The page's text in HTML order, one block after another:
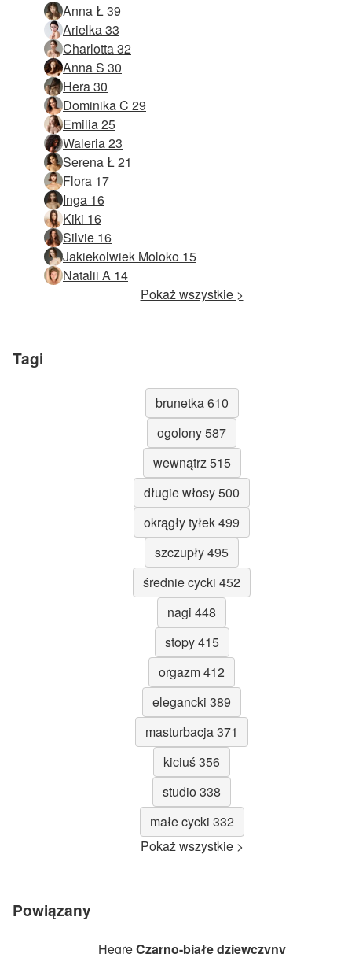
Anna Ł 39
Arielka 33
Charlotta 32
Anna S 30
Hera 30
Dominika C 29
Emilia 25
Waleria 23
Serena Ł 21
Flora 17
Inga 16
Kiki 16
Silvie 16
Jakiekolwiek Moloko 15
Natalii A 14
Pokaż wszystkie >
Tagi
brunetka 610
ogolony 587
wewnątrz 515
długie włosy 500
okrągły tyłek 499
szczupły 495
średnie cycki 452
nagi 448
stopy 415
orgazm 412
elegancki 389
masturbacja 371
kiciuś 356
studio 338
małe cycki 332
Pokaż wszystkie >
Powiązany
HegreCzarno-białe dziewczyny